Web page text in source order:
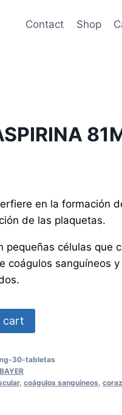
Contact Shop
en la formación
de las plaquetas.
pequeñas células que
coágulos sanguíneos
cart
30-tabletas
, coágulos sanguíneos